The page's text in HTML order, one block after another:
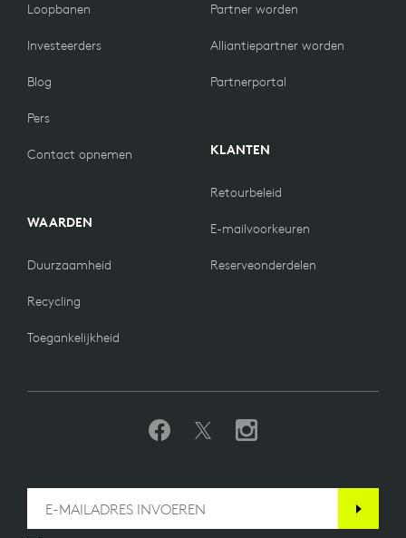
Loopbanen
Investeerders
Blog
Pers
Contact opnemen
WAARDEN
Duurzaamheid
Recycling
Toegankelijkheid
Partner worden
Alliantiepartner worden
Partnerportal
KLANTEN
Retourbeleid
E-mailvoorkeuren
Reserveonderdelen